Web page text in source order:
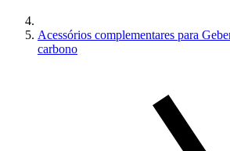
Acessórios complementares para
carbono